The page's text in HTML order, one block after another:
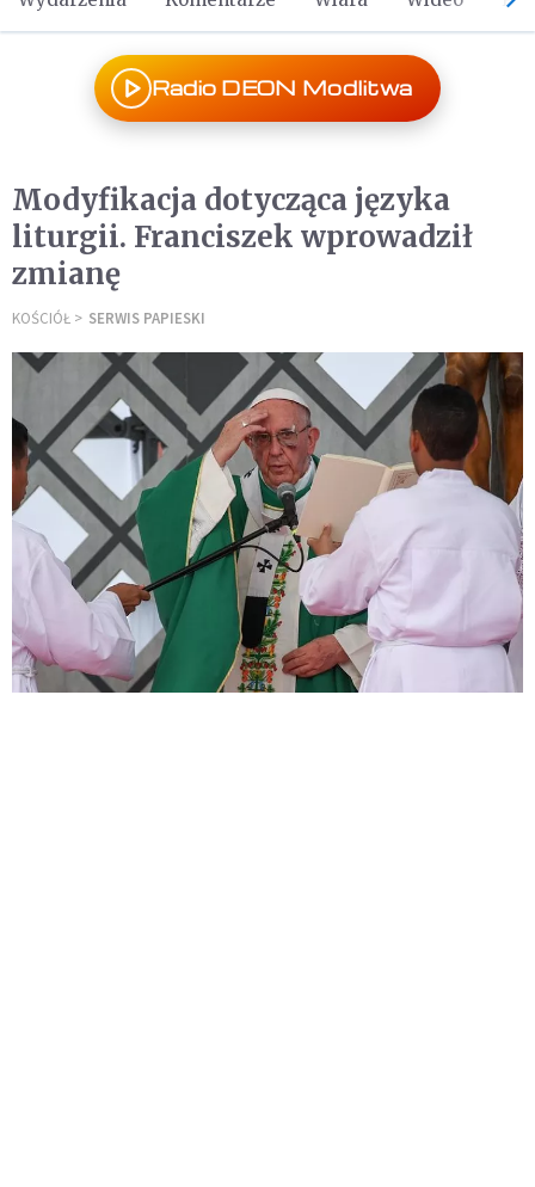
Radio DEON Modlitwa
Modyfikacja dotycząca języka
liturgii. Franciszek wprowadził
zmianę
KOŚCIÓŁ SERWIS PAPIESKI